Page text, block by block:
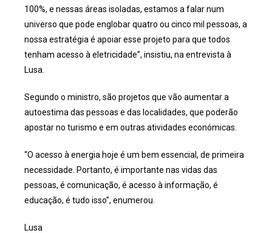
100%, e nessas áreas isoladas, estamos a falar num
universo que pode englobar quatro ou cinco mil pessoas, a
nossa estratégia é apoiar esse projeto para que todos
tenham acesso à eletricidade”, insistiu, na entrevista à
Lusa.
Segundo o ministro, são projetos que vão aumentar a
autoestima das pessoas e das localidades, que poderão
apostar no turismo e em outras atividades económicas.
“O acesso à energia hoje é um bem essencial, de primeira
necessidade. Portanto, é importante nas vidas das
pessoas, é comunicação, é acesso à informação, é
educação, é tudo isso”, enumerou.
Lusa